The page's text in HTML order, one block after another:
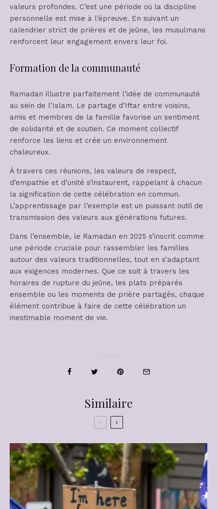
valeurs profondes. C’est une période où la discipline
personnelle est mise à l’épreuve. En suivant un
calendrier strict de prières et de jeûne, les musulmans
renforcent leur engagement envers leur foi.
Formation de la communauté
Ramadan illustre parfaitement l’idée de communauté
au sein de l’Islam. Le partage d’Iftar entre voisins,
amis et membres de la famille favorise un sentiment
de solidarité et de soutien. Ce moment collectif
renforce les liens et crée un environnement
chaleureux.
À travers ces réunions, les valeurs de respect,
d’empathie et d’unité s’instaurent, rappelant à chacun
la signification de cette célébration en commun.
L’apprentissage par l’exemple est un puissant outil de
transmission des valeurs aux générations futures.
Dans l’ensemble, le Ramadan en 2025 s’inscrit comme
une période cruciale pour rassembler les familles
autour des valeurs traditionnelles, tout en s’adaptant
aux exigences modernes. Que ce soit à travers les
horaires de rupture du jeûne, les plats préparés
ensemble ou les moments de prière partagés, chaque
élément contribue à faire de cette célébration un
inestimable moment de vie.
Similaire